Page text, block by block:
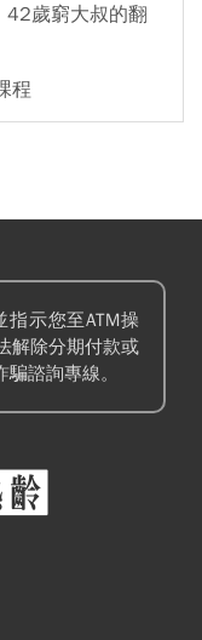
42歲窮大叔的翻
程
指示您至ATM操
解除分期付款或
諮詢專線。